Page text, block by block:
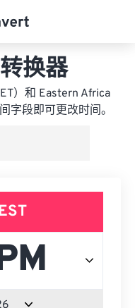
换器
）和 Eastern Africa
字段即可更改时间。